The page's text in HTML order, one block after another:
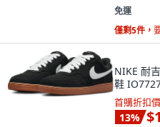
免運
僅剩5件，
NIKE 耐
鞋
首購折扣價
13%